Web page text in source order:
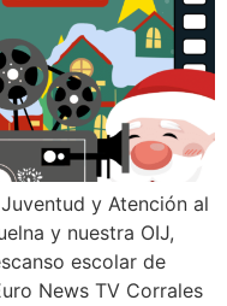
y Atención al
y nuestra OIJ,
escolar de
News TV Corrales